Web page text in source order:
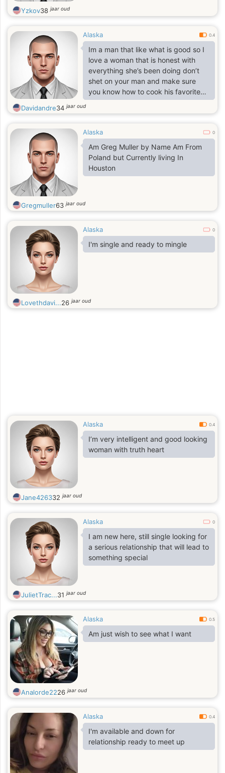
Yzkov38jaar oud
Alaska 0.4
Im a man that like what is good so I
love a woman that is honest with
everything she’s been doing don’t
shet on your man and make sure
you know how to cook his favorite
food
Davidandre34jaar oud
Alaska 0
Am Greg Muller by Name Am From
Poland but Currently living In
Houston
Gregmuller63jaar oud
Alaska 0
I'm single and ready to mingle
Lovethdavi...26jaar oud
Alaska 0.4
I’m very intelligent and good looking
woman with truth heart
Jane426332jaar oud
Alaska 0
I am new here, still single looking for
a serious relationship that will lead to
something special
JulietTrac...31jaar oud
Alaska 0.5
Am just wish to see what I want
Analorde2226jaar oud
Alaska 0.4
I'm available and down for
relationship ready to meet up